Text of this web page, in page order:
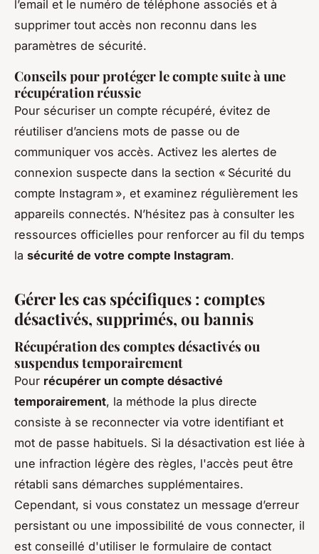
l’email et le numéro de téléphone associés et à
supprimer tout accès non reconnu dans les
paramètres de sécurité.
Conseils pour protéger le compte suite à une
récupération réussie
Pour sécuriser un compte récupéré, évitez de
réutiliser d’anciens mots de passe ou de
communiquer vos accès. Activez les alertes de
connexion suspecte dans la section « Sécurité du
compte Instagram », et examinez régulièrement les
appareils connectés. N’hésitez pas à consulter les
ressources officielles pour renforcer au fil du temps
la sécurité de votre compte Instagram.
Gérer les cas spécifiques : comptes
désactivés, supprimés, ou bannis
Récupération des comptes désactivés ou
suspendus temporairement
Pour récupérer un compte désactivé
temporairement, la méthode la plus directe
consiste à se reconnecter via votre identifiant et
mot de passe habituels. Si la désactivation est liée à
une infraction légère des règles, l'accès peut être
rétabli sans démarches supplémentaires.
Cependant, si vous constatez un message d’erreur
persistant ou une impossibilité de vous connecter, il
est conseillé d'utiliser le formulaire de contact